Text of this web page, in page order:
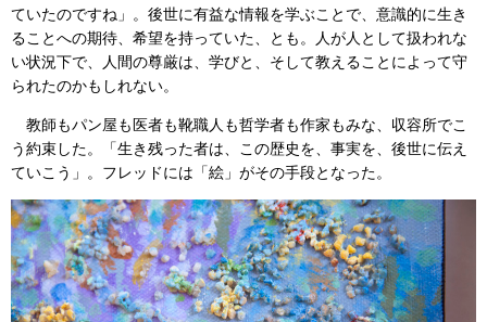
ていたのですね」。後世に有益な情報を学ぶことで、意識的に生き
ることへの期待、希望を持っていた、とも。人が人として扱われな
い状況下で、人間の尊厳は、学びと、そして教えることによって守
られたのかもしれない。
教師もパン屋も医者も靴職人も哲学者も作家もみな、収容所でこ
う約束した。「生き残った者は、この歴史を、事実を、後世に伝え
ていこう」。フレッドには「絵」がその手段となった。